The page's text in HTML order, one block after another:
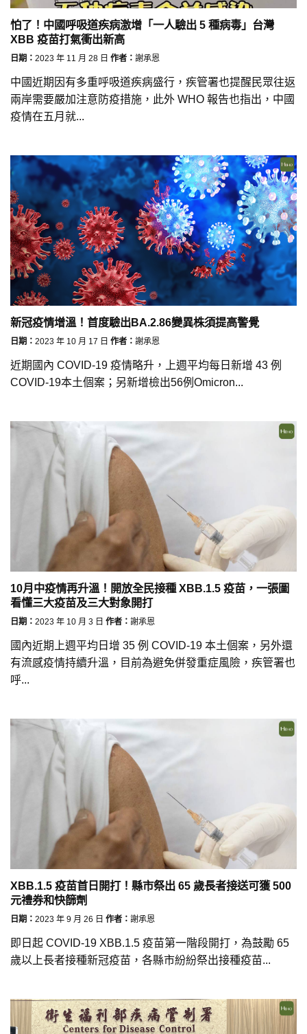
怕了！中國呼吸道疾病激增「一人驗出 5 種病毒」台灣
XBB 疫苗打氣衝出新高
日期： 2023 年 11 月 28 日 作者： 謝承恩
中國近期因有多重呼吸道疾病盛行，疾管署也提醒民眾往返
兩岸需要嚴加注意防疫措施，此外 WHO 報告也指出，中國
疫情在五月就...
新冠疫情增溫！首度驗出BA.2.86變異株須提高警覺
日期： 2023 年 10 月 17 日 作者： 謝承恩
近期國內 COVID-19 疫情略升，上週平均每日新增 43 例
COVID-19本土個案；另新增檢出56例Omicron...
10月中疫情再升溫！開放全民接種 XBB.1.5 疫苗，一張圖
看懂三大疫苗及三大對象開打
日期： 2023 年 10 月 3 日 作者： 謝承恩
國內近期上週平均日增 35 例 COVID-19 本土個案，另外還
有流感疫情持續升溫，目前為避免併發重症風險，疾管署也
呼...
XBB.1.5 疫苗首日開打！縣市祭出 65 歲長者接送可獲 500
元禮券和快篩劑
日期： 2023 年 9 月 26 日 作者： 謝承恩
即日起 COVID-19 XBB.1.5 疫苗第一階段開打，為鼓勵 65
歲以上長者接種新冠疫苗，各縣市紛紛祭出接種疫苗...